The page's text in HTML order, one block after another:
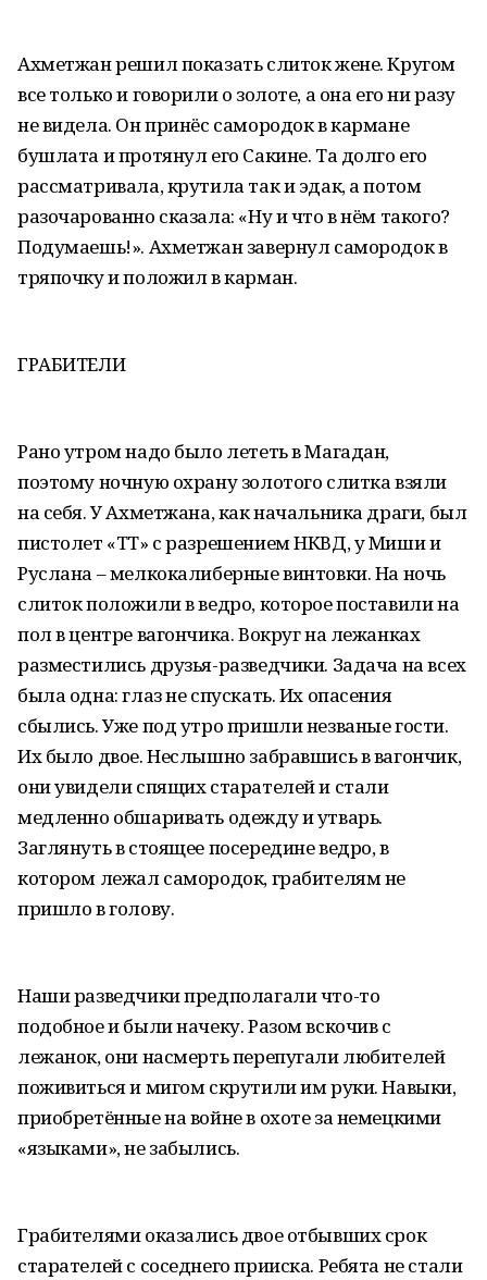
Ахметжан решил показать слиток жене. Кругом
все только и говорили о золоте, а она его ни разу
не видела. Он принёс самородок в кармане
бушлата и протянул его Сакине. Та долго его
рассматривала, крутила так и эдак, а потом
разочарованно сказала: «Ну и что в нём такого?
Подумаешь!». Ахметжан завернул самородок в
тряпочку и положил в карман.
ГРАБИТЕЛИ
Рано утром надо было лететь в Магадан,
поэтому ночную охрану золотого слитка взяли
на себя. У Ахметжана, как начальника драги, был
пистолет «ТТ» с разрешением НКВД, у Миши и
Руслана – мелкокалиберные винтовки. На ночь
слиток положили в ведро, которое поставили на
пол в центре вагончика. Вокруг на лежанках
разместились друзья-разведчики. Задача на всех
была одна: глаз не спускать. Их опасения
сбылись. Уже под утро пришли незваные гости.
Их было двое. Неслышно забравшись в вагончик,
они увидели спящих старателей и стали
медленно обшаривать одежду и утварь.
Заглянуть в стоящее посередине ведро, в
котором лежал самородок, грабителям не
пришло в голову.
Наши разведчики предполагали что-то
подобное и были начеку. Разом вскочив с
лежанок, они насмерть перепугали любителей
поживиться и мигом скрутили им руки. Навыки,
приобретённые на войне в охоте за немецкими
«языками», не забылись.
Грабителями оказались двое отбывших срок
старателей с соседнего прииска. Ребята не стали